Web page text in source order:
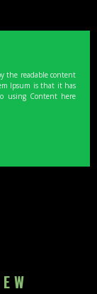
the readable content
Ipsum is that it has
using Content here